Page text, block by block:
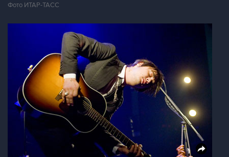
Фото ИТАР-ТАСС